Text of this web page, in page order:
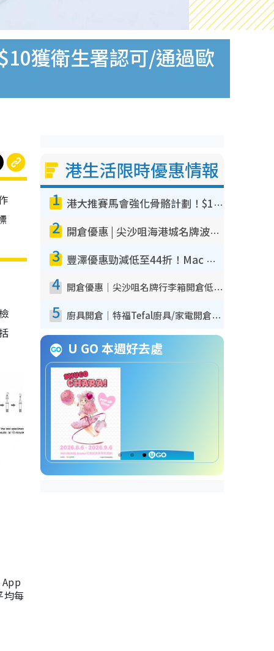
獲衛生署認可/通過歐
均每
港生活限時優惠情報
1 港大推賽馬會強化骨骼計劃！$100骨質密度X光檢查 完成免費運動訓練送超市禮券！附參加資格
2 開倉優惠 | 尖沙咀海港城名牌波鞋開倉低至1折！On鞋$899起／Joy&Peace鞋履$98起
3 豐澤優惠勁減低至44折！Mac mini/iPhone17Pro大減價！廚房家電$220起
4 開倉優惠｜尖沙咀名牌行李箱開倉低至4折！一連5日 American Tourister/ace./Hallmark $200起！
5 廚具開倉｜特福Tefal廚具/家電開倉低至3折！$220起買平底鍋/炒鑊/湯煲！電飯煲/吸塵機/燙斗$418起
U GO 本週好去處